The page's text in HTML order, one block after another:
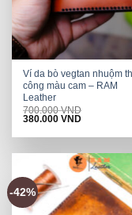
Ví da bò vegtan nhuộm
công màu cam – RAM
Leather
700.000VND
Original
was:
380.000VNDCurrent
is:
-42%